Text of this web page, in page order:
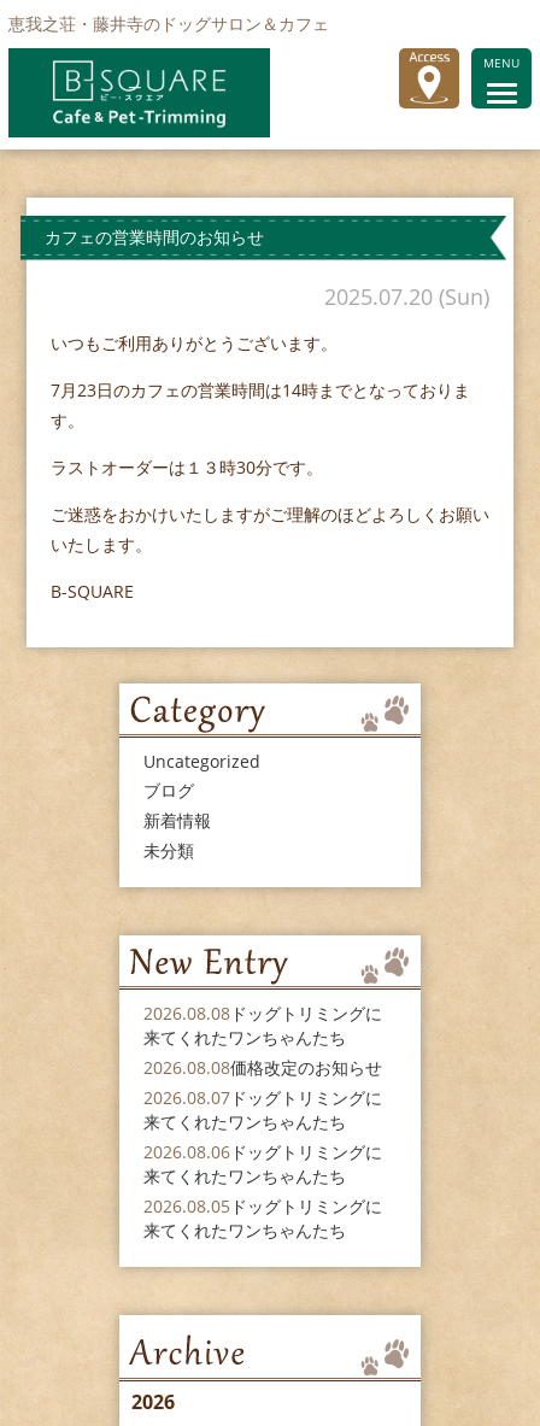
恵我之荘・藤井寺のドッグサロン＆カフェ
MENU
カフェの営業時間のお知らせ
2025.07.20 (Sun)
いつもご利用ありがとうございます。
7月23日のカフェの営業時間は14時までとなっておりま
す。
ラストオーダーは１３時30分です。
ご迷惑をおかけいたしますがご理解のほどよろしくお願い
いたします。
B-SQUARE
Uncategorized
ブログ
新着情報
未分類
2026.08.08 ドッグトリミングに
来てくれたワンちゃんたち
2026.08.08価格改定のお知らせ
2026.08.07 ドッグトリミングに
来てくれたワンちゃんたち
2026.08.06 ドッグトリミングに
来てくれたワンちゃんたち
2026.08.05 ドッグトリミングに
来てくれたワンちゃんたち
2026